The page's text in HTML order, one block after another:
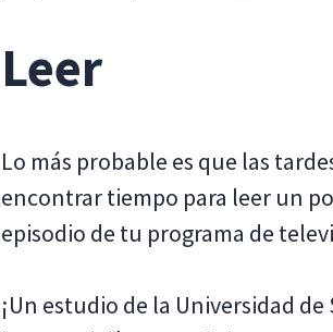
Leer
Lo más probable es que las
encontrar tiempo para leer un
episodio de tu programa de
¡Un estudio de la Universidad